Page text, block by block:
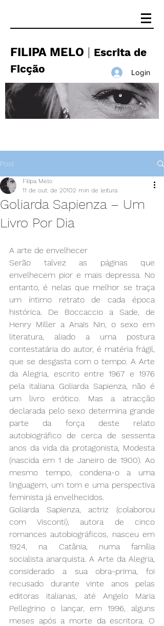
FILIPA MELO
Escrita de
Ficção
Login
Post
Goliarda Sapienza – Um
Livro Por Dia
Filipa Melo
11 de out. de 20102 min de leitura
A arte de envelhecer
Serão talvez as páginas que
envelhecem pior e mais depressa. No
entanto, é nelas que melhor se traça
um íntimo retrato de cada época
histórica. De Boccaccio a Sade, de
Henry Miller a Anaïs Nin, o sexo em
literatura, aliado a uma postura
contestatária do autor, é matéria frágil,
que se desgasta com o tempo. A Arte
da Alegria, escrito entre 1967 e 1976
pela italiana Goliarda Sapienza, não é
um livro erótico. Mas a atracção
declarada pelo sexo determina grande
parte da força deste relato
autobiográfico de cerca de sessenta
anos da vida da protagonista, Modesta
(nascida em 1 de Janeiro de 1900). Ao
mesmo tempo, condena-o a uma
linguagem, um tom e uma perspectiva
feminista já envelhecidos.
Goliarda Sapienza, actriz (colaborou
com Visconti), autora de cinco
romances autobiográficos, nasceu em
1924, na Catânia, numa família
socialista anarquista. A Arte da Alegria,
considerado a sua obra-prima, foi
recusado durante vinte anos pelas
editoras italianas, até Angelo Maria
Pellegrino o lançar, em 1996, alguns
meses após a morte da escritora. O